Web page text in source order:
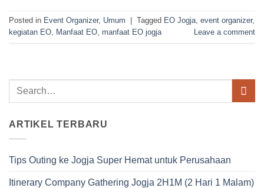
Posted in Event Organizer, Umum Tagged EO Jogja, event organizer,
kegiatan EO, Manfaat EO, manfaat EO jogja Leave a comment
ARTIKEL TERBARU
Tips Outing ke Jogja Super Hemat untuk Perusahaan
Itinerary Company Gathering Jogja 2H1M (2 Hari 1 Malam)